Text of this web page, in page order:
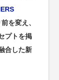
を変え、
プトを掲
合した新